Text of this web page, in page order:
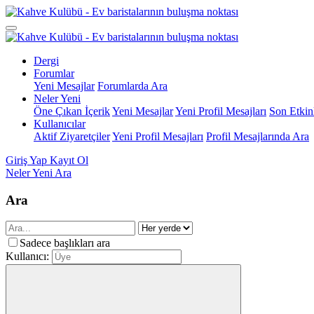
Dergi
Forumlar
Yeni Mesajlar Forumlarda Ara
Neler Yeni
Öne Çıkan İçerikYeni MesajlarYeni Profil Mesajları Son
Kullanıcılar
Aktif ZiyaretçilerYeni Profil Mesajları Profil Mesajlarında Ara
Giriş Yap Kayıt Ol
Neler Yeni Ara
Ara
Sadece başlıkları ara
Kullanıcı: